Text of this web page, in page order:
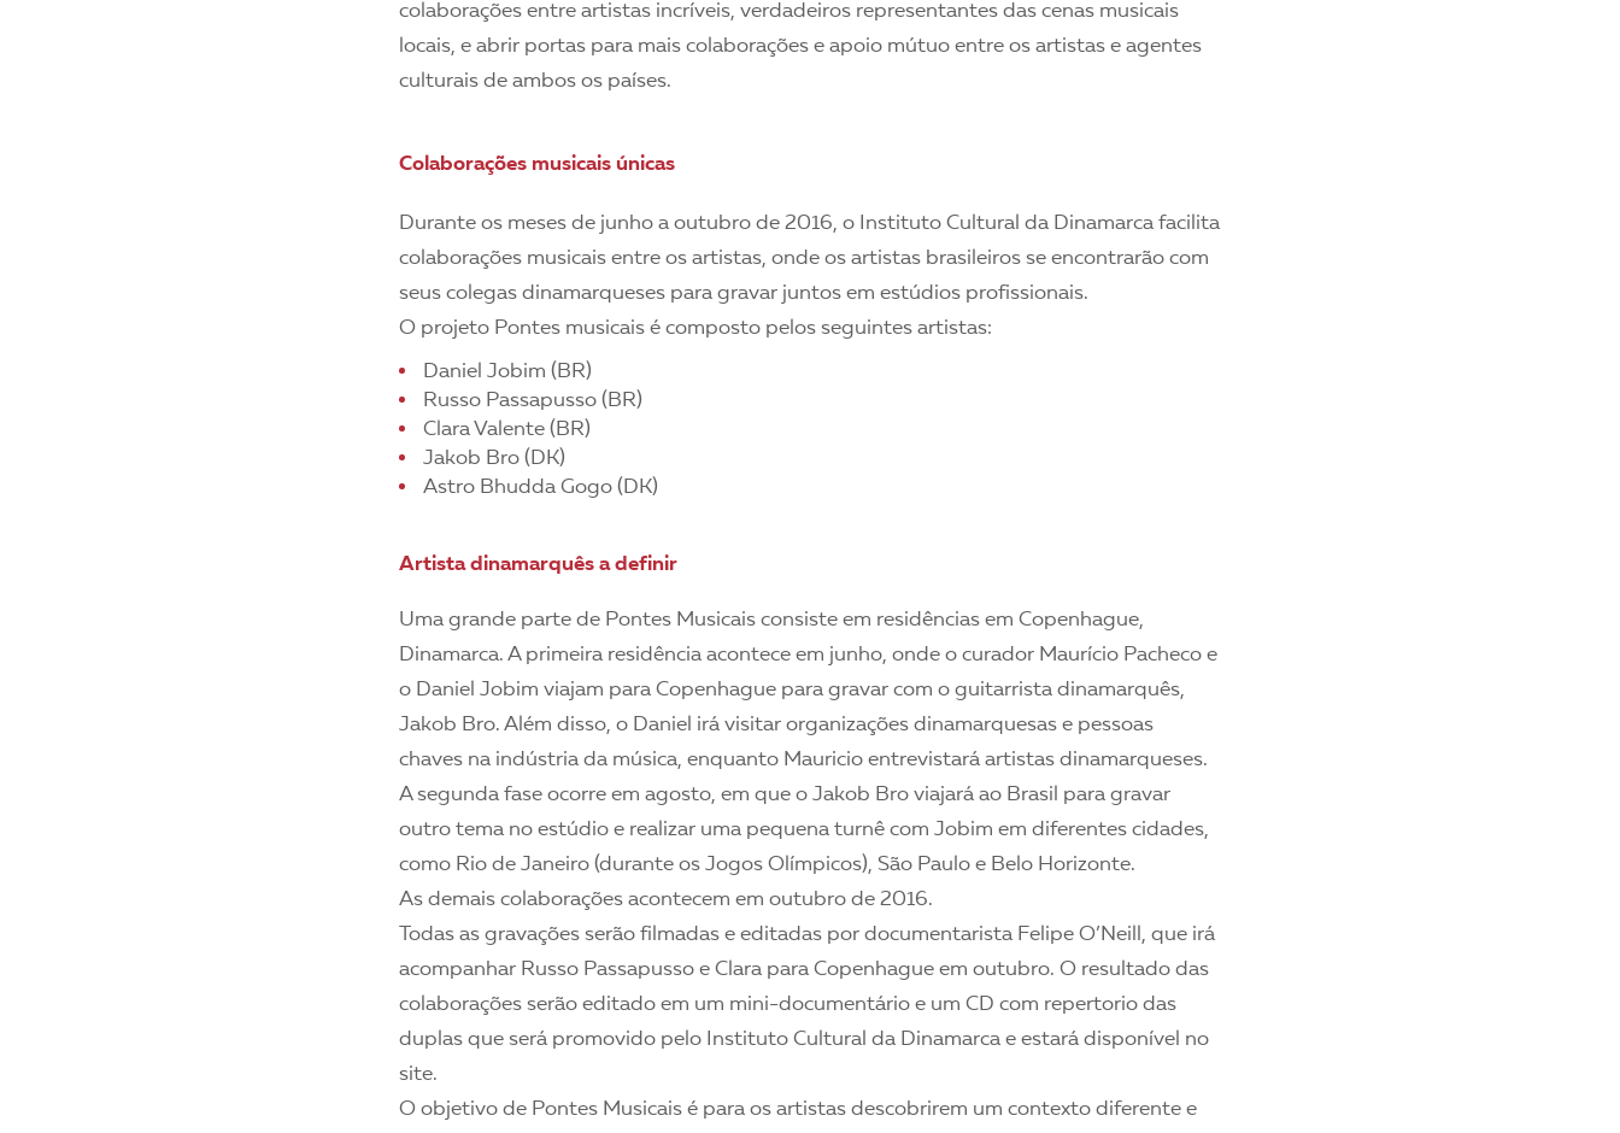
colaborações entre artistas incríveis, verdadeiros representantes das cenas musicais
locais, e abrir portas para mais colaborações e apoio mútuo entre os artistas e agentes
culturais de ambos os países.
Colaborações musicais únicas
Durante os meses de junho a outubro de 2016, o Instituto Cultural da Dinamarca facilita
colaborações musicais entre os artistas, onde os artistas brasileiros se encontrarão com
seus colegas dinamarqueses para gravar juntos em estúdios profissionais.
O projeto Pontes musicais é composto pelos seguintes artistas:
Daniel Jobim (BR)
Russo Passapusso (BR)
Clara Valente (BR)
Jakob Bro (DK)
Astro Bhudda Gogo (DK)
Artista dinamarquês a definir
Uma grande parte de Pontes Musicais consiste em residências em Copenhague,
Dinamarca. A primeira residência acontece em junho, onde o curador Maurício Pacheco e
o Daniel Jobim viajam para Copenhague para gravar com o guitarrista dinamarquês,
Jakob Bro. Além disso, o Daniel irá visitar organizações dinamarquesas e pessoas
chaves na indústria da música, enquanto Mauricio entrevistará artistas dinamarqueses.
A segunda fase ocorre em agosto, em que o Jakob Bro viajará ao Brasil para gravar
outro tema no estúdio e realizar uma pequena turnê com Jobim em diferentes cidades,
como Rio de Janeiro (durante os Jogos Olímpicos), São Paulo e Belo Horizonte.
As demais colaborações acontecem em outubro de 2016.
Todas as gravações serão filmadas e editadas por documentarista Felipe O’Neill, que irá
acompanhar Russo Passapusso e Clara para Copenhague em outubro. O resultado das
colaborações serão editado em um mini-documentário e um CD com repertorio das
duplas que será promovido pelo Instituto Cultural da Dinamarca e estará disponível no
site.
O objetivo de Pontes Musicais é para os artistas descobrirem um contexto diferente e